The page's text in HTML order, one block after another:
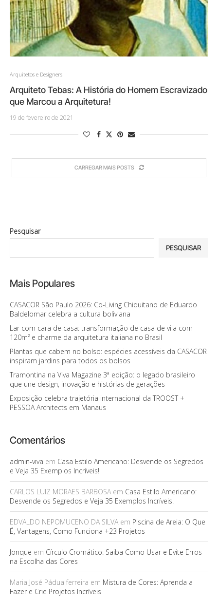
Arquitetos e Designers
Arquiteto Tebas: A História do Homem Escravizado
que Marcou a Arquitetura!
19 de fevereiro de 2021
CARREGAR MAIS POSTS
Pesquisar
PESQUISAR
Mais Populares
CASACOR São Paulo 2026: Co-Living Chiquitano de Eduardo
Baldelomar celebra a cultura boliviana
Lar com cara de casa: transformação de casa de vila com
120m² e charme da arquitetura italiana no Brasil
Plantas que cabem no bolso: espécies acessíveis da CASACOR
inspiram jardins para todos os bolsos
Tramontina na Viva Magazine 3ª edição: o legado brasileiro
que une design, inovação e histórias de gerações
Exposição celebra trajetória internacional da TROOST +
PESSOA Architects em Manaus
Comentários
admin-viva em Casa Estilo Americano: Desvende os Segredos
e Veja 35 Exemplos Incríveis!
CARLOS LUIZ MORAES BARBOSAem Casa Estilo Americano:
Desvende os Segredos e Veja 35 Exemplos Incríveis!
EDVALDO NEPOMUCENO DA SILVAem Piscina de Areia: O Que
É, Vantagens, Como Funciona +23 Projetos
Jonque em Círculo Cromático: Saiba Como Usar e Evite Erros
na Escolha das Cores
Maria José Pádua ferreira em Mistura de Cores: Aprenda a
Fazer e Crie Projetos Incríveis